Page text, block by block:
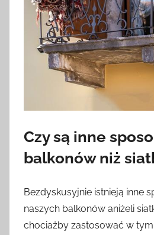
Czy są inne
balkonów niż
Bezdyskusyjnie istnieją inne
naszych balkonów aniżeli
chociażby zastosować w